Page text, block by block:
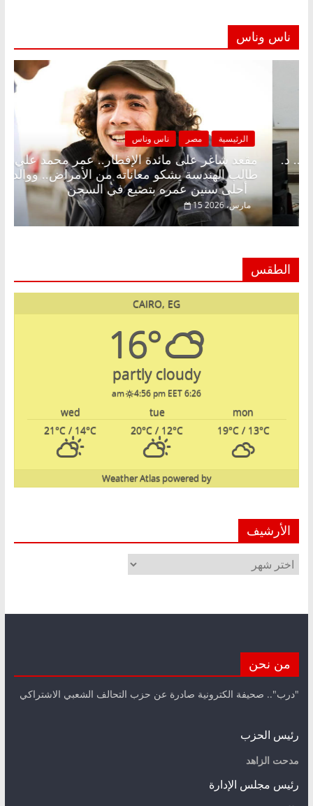
ناس وناس
مقعد شاغر على
طالب الهندسة
أحلى سنين عمره بتضيع في السجن
15 مارس، 2026
ناس وناس
الإفطار وبلكونة بلا زينة رمضان.. د.
خبير اقتصادي في انتظار حلم
الطقس
CAIRO, EG
16°
partly cloudy
6:26 am
4:56 pm EET
mon
tue
wed
19°C/ 13°C
20°C / 12°C
21°C / 14°C
powered by
Weather Atlas
الأرشيف
الأرشيف
من نحن
"درب".. صحيفة الكترونية صادرة عن حزب التحالف الشعبي الاشتراكي
رئيس الحزب
مدحت الزاهد
رئيس مجلس الإدارة